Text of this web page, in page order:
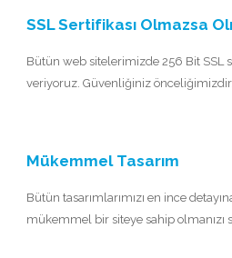
SSL Sertifikası Olmazsa
Bütün web sitelerimizde 256 Bit SSL
veriyoruz. Güvenliğiniz önceliğimizdir.
Mükemmel Tasarım
Bütün tasarımlarımızı en ince
mükemmel bir siteye sahip olmanızı